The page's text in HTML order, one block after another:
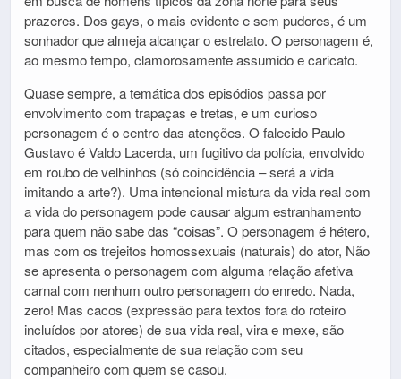
prazeres. Dos gays, o mais evidente e sem pudores, é um
sonhador que almeja alcançar o estrelato. O personagem é,
ao mesmo tempo, clamorosamente assumido e caricato.
Quase sempre, a temática dos episódios passa por
envolvimento com trapaças e tretas, e um curioso
personagem é o centro das atenções. O falecido Paulo
Gustavo é Valdo Lacerda, um fugitivo da polícia, envolvido
em roubo de velhinhos (só coincidência – será a vida
imitando a arte?). Uma intencional mistura da vida real com
a vida do personagem pode causar algum estranhamento
para quem não sabe das “coisas”. O personagem é hétero,
mas com os trejeitos homossexuais (naturais) do ator, Não
se apresenta o personagem com alguma relação afetiva
carnal com nenhum outro personagem do enredo. Nada,
zero! Mas cacos (expressão para textos fora do roteiro
incluídos por atores) de sua vida real, vira e mexe, são
citados, especialmente de sua relação com seu
companheiro com quem se casou.